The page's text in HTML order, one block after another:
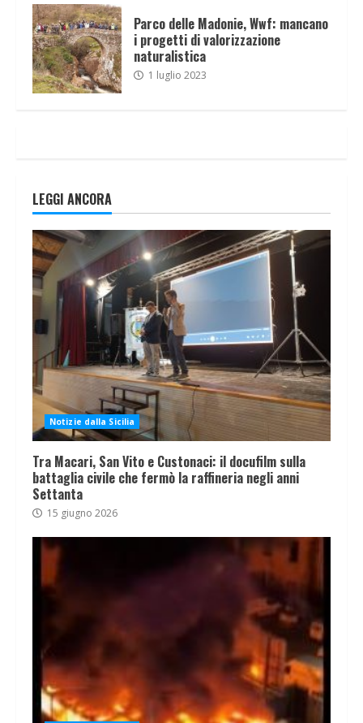
Parco delle Madonie, Wwf: mancano
i progetti di valorizzazione
naturalistica
1 luglio 2023
LEGGI ANCORA
Notizie dalla Sicilia
Tra Macari, San Vito e Custonaci: il docufilm sulla
battaglia civile che fermò la raffineria negli anni
Settanta
15 giugno 2026